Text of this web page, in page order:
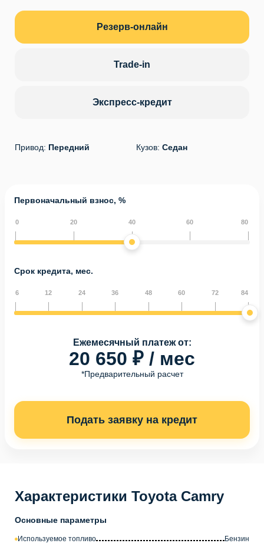
Резерв-онлайн
Trade-in
Экспресс-кредит
Привод: Передний Кузов: Седан
Первоначальный взнос, %
0 20 40 60 80
Срок кредита, мес.
6 12 24 36 48 60 72 84
Ежемесячный платеж от:
20 650 ₽ / мес
*Предварительный расчет
Подать заявку на кредит
Характеристики Toyota Camry
Основные параметры
Используемое топливо Бензин